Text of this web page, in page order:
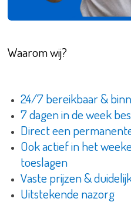
Waarom wij?
24/7 bereikbaar &
7 dagen in de week
Direct een
Ook actief in het
toeslagen
Vaste prijzen &
Uitstekende nazorg